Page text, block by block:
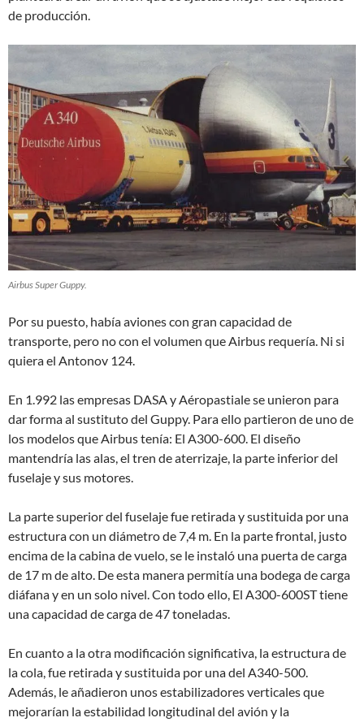
de producción.
Airbus Super Guppy.
Por su puesto, había aviones con gran capacidad de
transporte, pero no con el volumen que Airbus requería. Ni si
quiera el Antonov 124.
En 1.992 las empresas DASA y Aéropastiale se unieron para
dar forma al sustituto del Guppy. Para ello partieron de uno de
los modelos que Airbus tenía: El A300-600. El diseño
mantendría las alas, el tren de aterrizaje, la parte inferior del
fuselaje y sus motores.
La parte superior del fuselaje fue retirada y sustituida por una
estructura con un diámetro de 7,4 m. En la parte frontal, justo
encima de la cabina de vuelo, se le instaló una puerta de carga
de 17 m de alto. De esta manera permitía una bodega de carga
diáfana y en un solo nivel. Con todo ello, El A300-600ST tiene
una capacidad de carga de 47 toneladas.
En cuanto a la otra modificación significativa, la estructura de
la cola, fue retirada y sustituida por una del A340-500.
Además, le añadieron unos estabilizadores verticales que
mejorarían la estabilidad longitudinal del avión y la